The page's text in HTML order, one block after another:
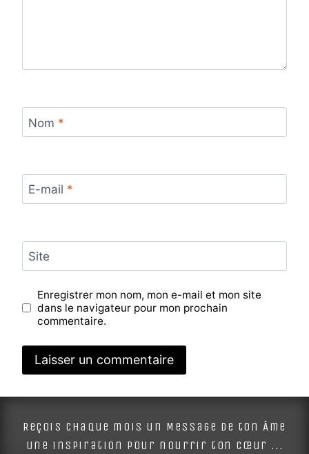
Nom *
E-mail *
Site
Enregistrer mon nom, mon e-mail et mon site
dans le navigateur pour mon prochain
commentaire.
Alternative:
Reçois chaque mois un Message de ton Âme
une inspiration pour nourrir ton cœur ...